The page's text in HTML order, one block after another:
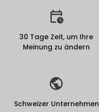
30 Tage Zeit, um Ihre
Meinung zu ändern
Schweizer Unternehmen